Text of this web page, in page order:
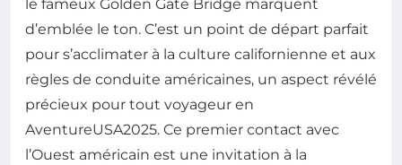
le fameux Golden Gate Bridge marquent
d’emblée le ton. C’est un point de départ parfait
pour s’acclimater à la culture californienne et aux
règles de conduite américaines, un aspect révélé
précieux pour tout voyageur en
AventureUSA2025. Ce premier contact avec
l’Ouest américain est une invitation à la